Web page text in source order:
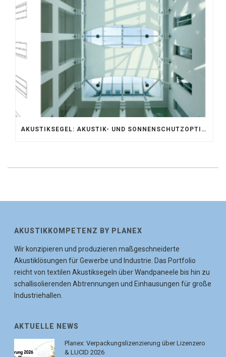
AKUSTIKSEGEL: AKUSTIK- UND SONNENSCHUTZOPTIMIERUNG IM ATRIUM DER UNIVERSITÄT BONN
AKUSTIKKOMPETENZ BY PLANEX
Wir konzipieren und produzieren maßgeschneiderte
Akustiklösungen für Gewerbe und Industrie. Das Portfolio
reicht von textilen Akustiksegeln über Wandpaneele bis hin zu
schallisolierenden Abtrennungen und Einhausungen für große
Industriehallen.
AKTUELLE NEWS
Planex: Verpackungslizenzierung über Lizenzero
& LUCID 2026